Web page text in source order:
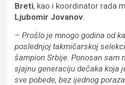
Breti, kao i koordinator rada
Ljubomir Jovanov.
– Prošlo je mnogo godina od
poslednjoj takmičarskoj
šampion Srbije. Ponosan sam
sjajnu generaciju dečaka koja
sve pobede, bez ijednog